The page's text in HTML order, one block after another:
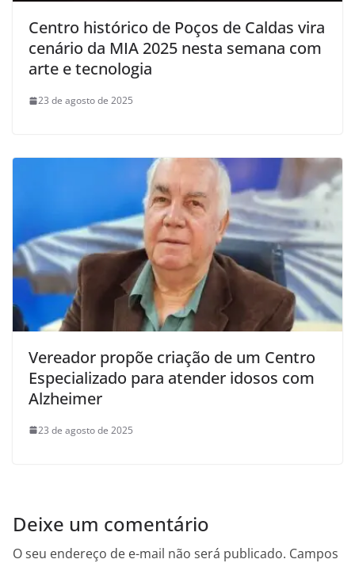
Centro histórico de Poços de Caldas vira
cenário da MIA 2025 nesta semana com
arte e tecnologia
23 de agosto de 2025
Vereador propõe criação de um Centro
Especializado para atender idosos com
Alzheimer
23 de agosto de 2025
Deixe um comentário
O seu endereço de e-mail não será publicado. Campos